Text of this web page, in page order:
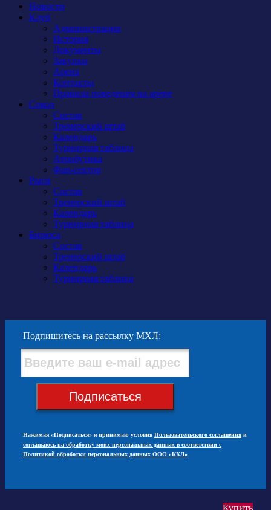
Купить
Новости
Клуб
Администрация
История
Документы
Закупки
Арена
Контакты
Правила поведения на арене
Сокол
Состав
Тренерский штаб
Календарь
Турнирная таблица
Атрибутика
Фан-сектор
Рыси
Состав
Тренерский штаб
Календарь
Турнирная таблица
Бирюса
Состав
Тренерский штаб
Календарь
Турнирная таблица
Подпишитесь на рассылку МХЛ:
Подписаться
Нажимая «Подписаться» я принимаю условия Пользовательского соглашения и
соглашаюсь на обработку моих персональных данных в соответствии с
Политикой обработки персональных данных ООО «КХЛ»